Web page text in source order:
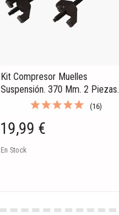
Kit Compresor Muelles
Suspensión. 370 Mm. 2 Piezas.
(16)
19,99 €
En Stock